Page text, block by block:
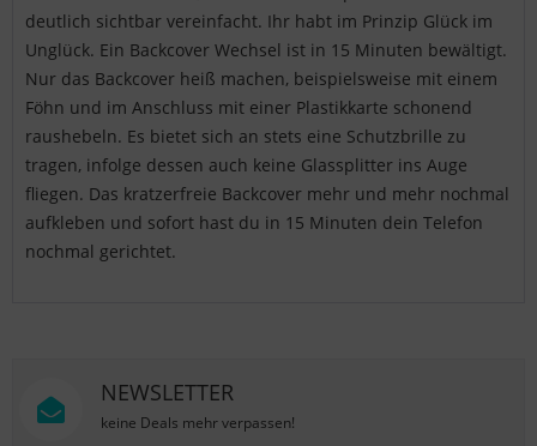
deutlich sichtbar vereinfacht. Ihr habt im Prinzip Glück im
Unglück. Ein Backcover Wechsel ist in 15 Minuten bewältigt.
Nur das Backcover heiß machen, beispielsweise mit einem
Föhn und im Anschluss mit einer Plastikkarte schonend
raushebeln. Es bietet sich an stets eine Schutzbrille zu
tragen, infolge dessen auch keine Glassplitter ins Auge
fliegen. Das kratzerfreie Backcover mehr und mehr nochmal
aufkleben und sofort hast du in 15 Minuten dein Telefon
nochmal gerichtet.
NEWSLETTER
keine Deals mehr verpassen!